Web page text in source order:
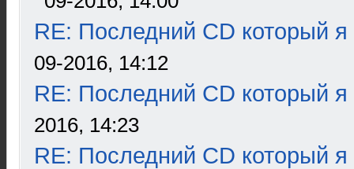
RE: Последний CD который я
09-2016, 14:12
RE: Последний CD который я
2016, 14:23
RE: Последний CD который я